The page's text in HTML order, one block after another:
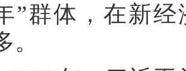
”群体，在新
。